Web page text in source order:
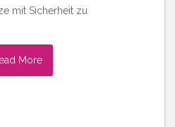
mit Sicherheit zu
More